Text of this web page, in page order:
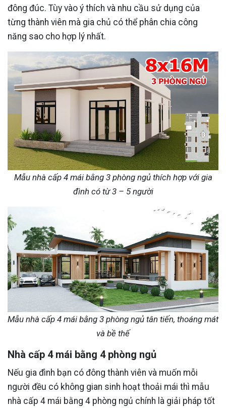
đông đúc. Tùy vào ý thích và nhu cầu sử dụng của
từng thành viên mà gia chủ có thể phân chia công
năng sao cho hợp lý nhất.
Mẫu nhà cấp 4 mái bằng 3 phòng ngủ thích hợp với gia
đình có từ 3 – 5 người
Mẫu nhà cấp 4 mái bằng 3 phòng ngủ tân tiến, thoáng mát
và bề thế
Nhà cấp 4 mái bằng 4 phòng ngủ
Nếu gia đình bạn có đông thành viên và muốn mỗi
người đều có không gian sinh hoạt thoải mái thì mẫu
nhà cấp 4 mái bằng 4 phòng ngủ chính là giải pháp tốt